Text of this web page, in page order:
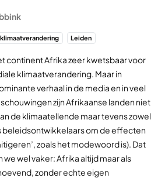
klimaatverandering Leiden
continent Afrika zeer kwetsbaar voor
klimaatverandering. Maar in
verhaal in de media en in veel
zijn Afrikaanse landen niet
de klimaatellende maar tevens zowel
beleidsontwikkelaars om de effecten
zoals het modewoord is). Dat
wel vaker: Afrika altijd maar als
zonder echte eigen